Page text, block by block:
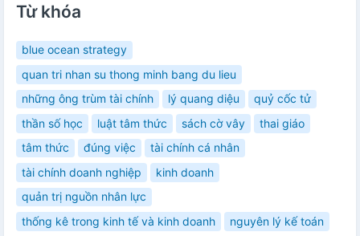
Từ khóa
blue ocean strategy
quan tri nhan su thong minh bang du lieu
những ông trùm tài chính
lý quang diệu
quỷ cốc tử
thần số học
luật tâm thức sách cờ vây
thai giáo
tâm thức
đúng việc
tài chính cá nhân
tài chính doanh nghiệp
kinh doanh
quản trị nguồn nhân lực
thống kê trong kinh tế và kinh doanh
nguyên lý kế toán